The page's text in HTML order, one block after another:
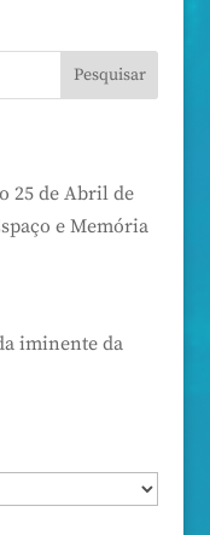
25 de Abril de
e Memória
iminente da